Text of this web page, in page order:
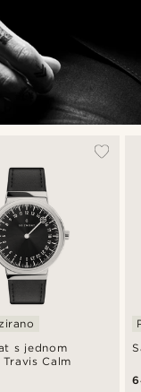
s jednom
Calm